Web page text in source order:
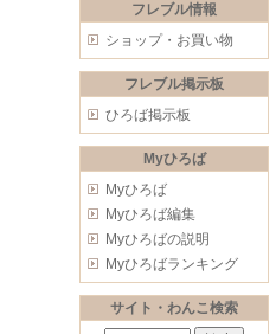
フレブル情報
ショップ・お買い物
フレブル掲示板
ひろば掲示板
Myひろば
Myひろば
Myひろば編集
Myひろばの説明
Myひろばランキング
サイト・わんこ検索